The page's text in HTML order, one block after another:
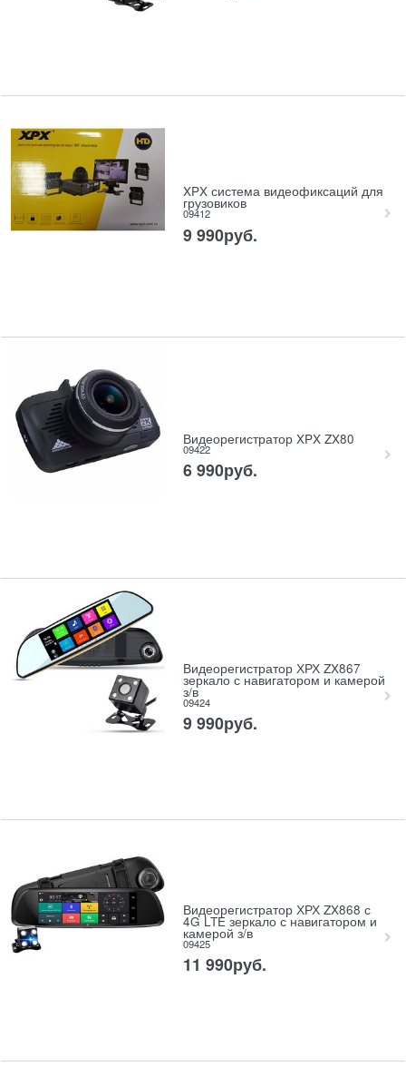
XPX система видеофиксаций для
грузовиков
09412
9 990руб.
Видеорегистратор XPX ZX80
09422
6 990руб.
Видеорегистратор ХРХ ZX867
зеркало с навигатором и камерой
з/в
09424
9 990руб.
Видеорегистратор ХРХ ZX868 с
4G LTE зеркало с навигатором и
камерой з/в
09425
11 990руб.